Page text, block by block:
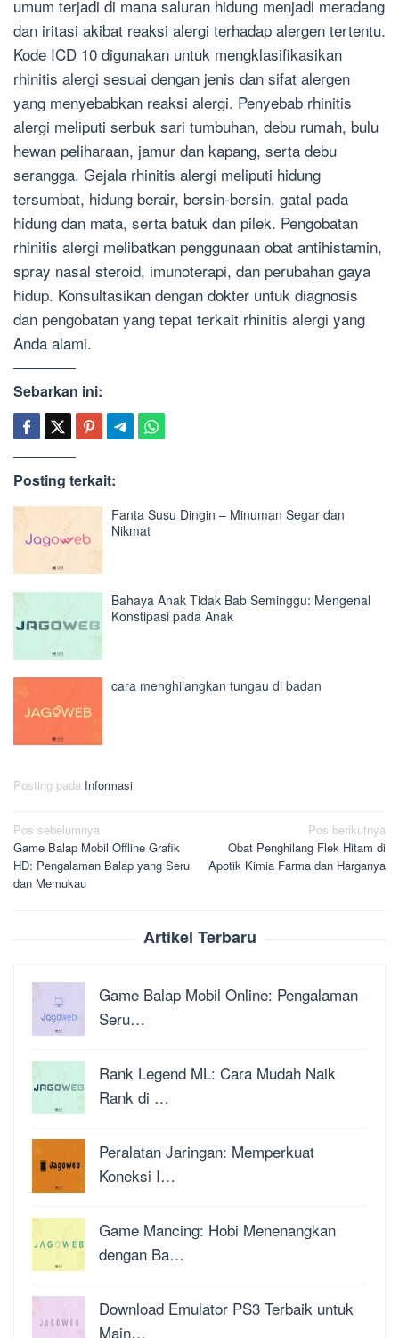
umum terjadi di mana saluran hidung menjadi meradang
dan iritasi akibat reaksi alergi terhadap alergen tertentu.
Kode ICD 10 digunakan untuk mengklasifikasikan
rhinitis alergi sesuai dengan jenis dan sifat alergen
yang menyebabkan reaksi alergi. Penyebab rhinitis
alergi meliputi serbuk sari tumbuhan, debu rumah, bulu
hewan peliharaan, jamur dan kapang, serta debu
serangga. Gejala rhinitis alergi meliputi hidung
tersumbat, hidung berair, bersin-bersin, gatal pada
hidung dan mata, serta batuk dan pilek. Pengobatan
rhinitis alergi melibatkan penggunaan obat antihistamin,
spray nasal steroid, imunoterapi, dan perubahan gaya
hidup. Konsultasikan dengan dokter untuk diagnosis
dan pengobatan yang tepat terkait rhinitis alergi yang
Anda alami.
Sebarkan ini:
Posting terkait:
Fanta Susu Dingin – Minuman Segar dan
Nikmat
Bahaya Anak Tidak Bab Seminggu: Mengenal
Konstipasi pada Anak
cara menghilangkan tungau di badan
Posting pada Informasi
Navigasi
pos
Pos sebelumnya
Game Balap Mobil Offline Grafik
HD: Pengalaman Balap yang Seru
dan Memukau
Pos berikutnya
Obat Penghilang Flek Hitam di
Apotik Kimia Farma dan Harganya
Artikel Terbaru
Game Balap Mobil Online: Pengalaman
Seru…
Rank Legend ML: Cara Mudah Naik
Rank di …
Peralatan Jaringan: Memperkuat
Koneksi I…
Game Mancing: Hobi Menenangkan
dengan Ba…
Download Emulator PS3 Terbaik untuk
Main…